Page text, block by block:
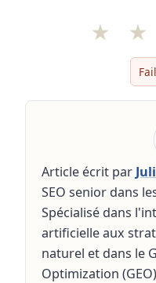
★ ★
Article écrit par
SEO senior dans
Spécialisé dans
artificielle aux
naturel et dans le
Optimization